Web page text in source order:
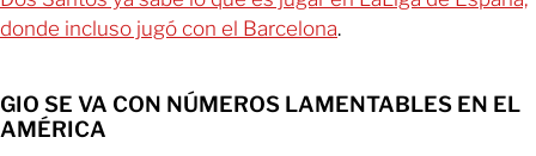
donde incluso jugó con el Barcelona.
GIO SE VA CON NÚMEROS LAMENTABLES EN EL
AMÉRICA